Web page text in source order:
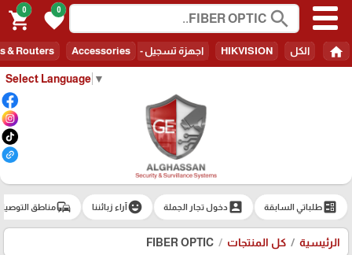
Select Language ▼
search
0
favorite
0
shopping_cart
home الكل HIKVISION اجهزة تسجيل - Recorders & Routers Accessories
ballotطلباتي السابقة account_boxدخول تجار الجملة emoji_emotionsآراء زبائننا commuteمناطق
الرئيسية كل المنتجات FIBER OPTIC